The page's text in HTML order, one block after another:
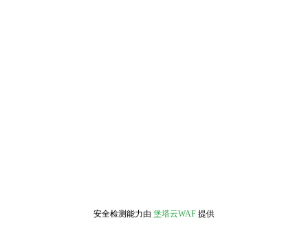
安全检测能力由 堡塔云WAF 提供